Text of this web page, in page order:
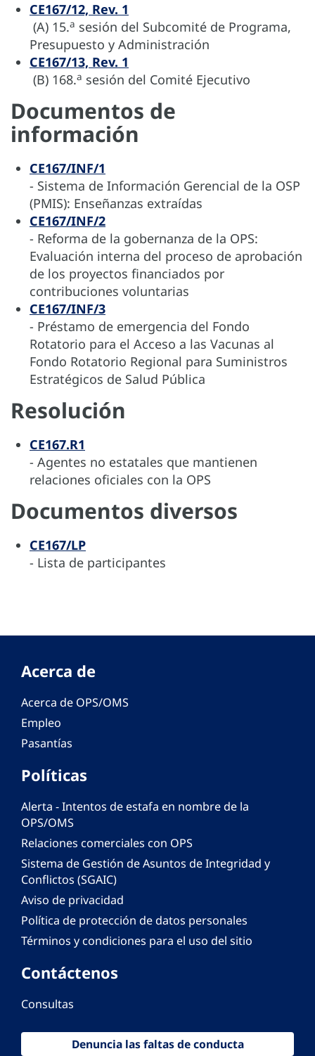
CE167/12, Rev. 1
(A) 15.a sesión del Subcomité de Programa,
Presupuesto y Administración
CE167/13, Rev. 1
(B) 168.a sesión del Comité Ejecutivo
Documentos de
información
CE167/INF/1
- Sistema de Información Gerencial de la OSP
(PMIS): Enseñanzas extraídas
CE167/INF/2
- Reforma de la gobernanza de la OPS:
Evaluación interna del proceso de aprobación
de los proyectos financiados por
contribuciones voluntarias
CE167/INF/3
- Préstamo de emergencia del Fondo
Rotatorio para el Acceso a las Vacunas al
Fondo Rotatorio Regional para Suministros
Estratégicos de Salud Pública
Resolución
CE167.R1
- Agentes no estatales que mantienen
relaciones oficiales con la OPS
Documentos diversos
CE167/LP
- Lista de participantes
Acerca de
Acerca de OPS/OMS
Empleo
Pasantías
Políticas
Alerta - Intentos de estafa en nombre de la
OPS/OMS
Relaciones comerciales con OPS
Sistema de Gestión de Asuntos de Integridad y
Conflictos (SGAIC)
Aviso de privacidad
Política de protección de datos personales
Términos y condiciones para el uso del sitio
Contáctenos
Consultas
Denuncia las faltas de conducta